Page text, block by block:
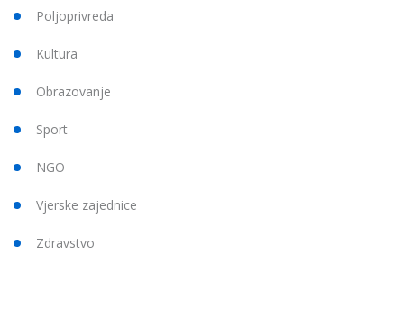
Poljoprivreda
Kultura
Obrazovanje
Sport
NGO
Vjerske zajednice
Zdravstvo